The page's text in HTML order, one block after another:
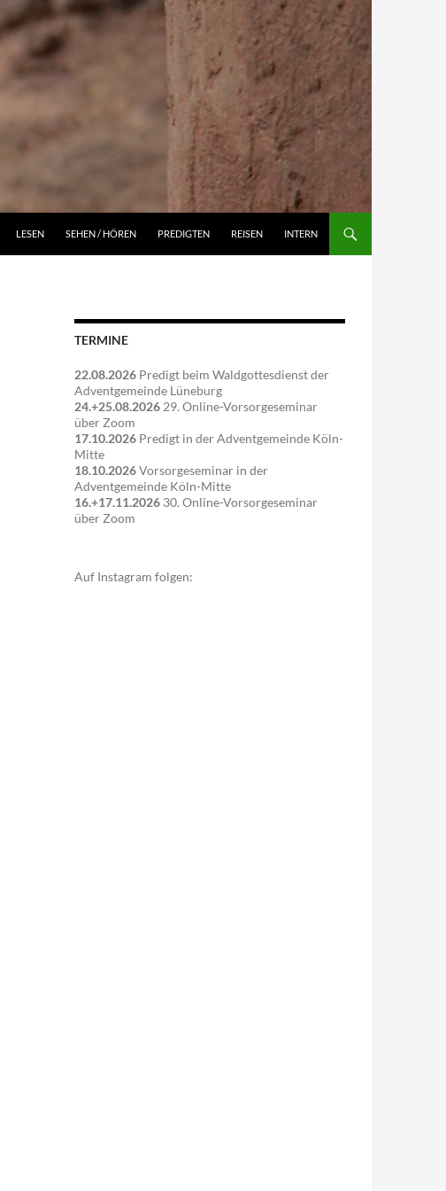
LESEN SEHEN / HÖREN PREDIGTEN REISEN INTERN
TERMINE
22.08.2026 Predigt beim Waldgottesdienst der
Adventgemeinde Lüneburg
24.+25.08.2026 29. Online-Vorsorgeseminar
über Zoom
17.10.2026 Predigt in der Adventgemeinde Köln-
Mitte
18.10.2026Vorsorgeseminar in der
Adventgemeinde Köln-Mitte
16.+17.11.2026 30. Online-Vorsorgeseminar
über Zoom
Auf Instagram folgen: